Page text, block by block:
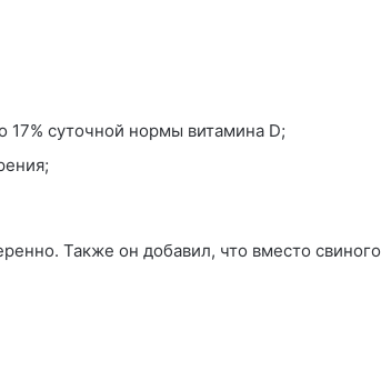
17% суточной нормы витамина D;
Также он добавил, что вместо свиного